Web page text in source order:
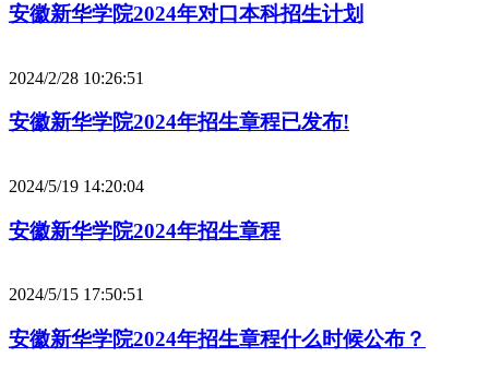
安徽新华学院2024年对口本科招生计划
2024/2/28 10:26:51
安徽新华学院2024年招生章程已发布!
2024/5/19 14:20:04
安徽新华学院2024年招生章程
2024/5/15 17:50:51
安徽新华学院2024年招生章程什么时候公布？